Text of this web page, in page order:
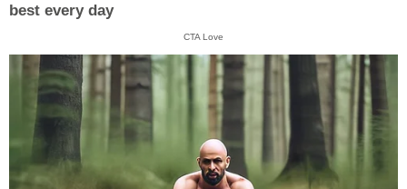
best every day
CTA Love